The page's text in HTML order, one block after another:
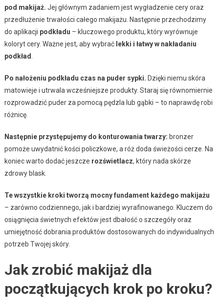
pod makijaż. Jej głównym zadaniem jest wygładzenie cery oraz
przedłużenie trwałości całego makijażu. Następnie przechodzimy
do aplikacji podkładu – kluczowego produktu, który wyrównuje
koloryt cery. Ważne jest, aby wybrać lekki i łatwy w nakładaniu
podkład
Po nałożeniu podkładu czas na puder sypki. Dzięki niemu skóra
matowieje i utrwala wcześniejsze produkty. Staraj się równomiernie
rozprowadzić puder za pomocą pędzla lub gąbki – to naprawdę robi
różnicę.
Następnie przystępujemy do konturowania twarzy: bronzer
pomoże uwydatnić kości policzkowe, a róż doda świeżości cerze. Na
koniec warto dodać jeszcze rozświetlacz, który nada skórze
zdrowy blask.
Te wszystkie kroki tworzą mocny fundament każdego makijażu
– zarówno codziennego, jak i bardziej wyrafinowanego. Kluczem do
osiągnięcia świetnych efektów jest dbałość o szczegóły oraz
umiejętność dobrania produktów dostosowanych do indywidualnych
potrzeb Twojej skóry.
Jak zrobić makijaż dla
początkujących krok po kroku?